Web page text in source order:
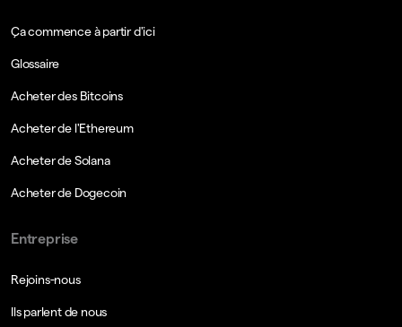
Ça commence à partir d'ici
Glossaire
Acheter des Bitcoins
Acheter de l'Ethereum
Acheter de Solana
Acheter de Dogecoin
Entreprise
Rejoins-nous
Ils parlent de nous